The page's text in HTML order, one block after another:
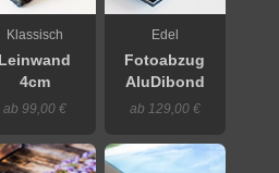
Klassisch
Leinwand
4cm
ab 99,00 €
Edel
Fotoabzug
AluDibond
ab 129,00 €